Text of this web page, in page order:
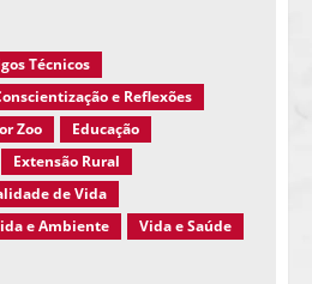
Técnicos
e Reflexões
Zoo
Educação
Extensão Rural
de Vida
e Ambiente
Vida e Saúde